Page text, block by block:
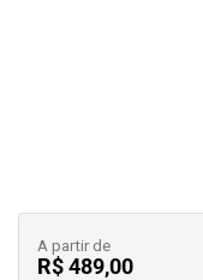
A partir de
R$ 489,00